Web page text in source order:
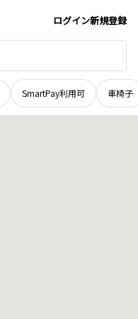
ログイン新規登録
SmartPay利用可 車椅子